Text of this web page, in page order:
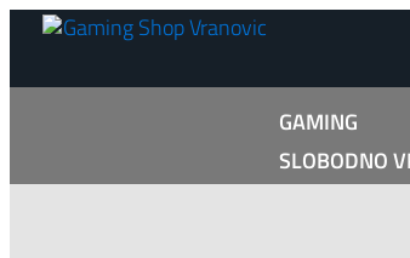
GAMING
SLOBODNO